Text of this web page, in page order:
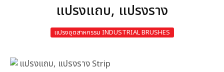
แปรงแถบ, แปรงราง
แปรงอุตสาหกรรม INDUSTRIAL BRUSHES